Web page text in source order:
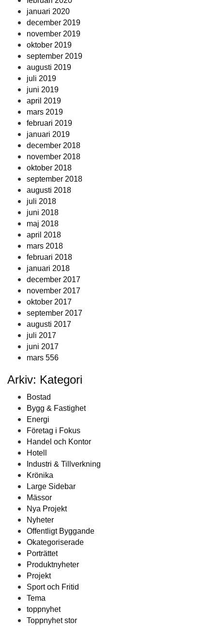
januari 2020
december 2019
november 2019
oktober 2019
september 2019
augusti 2019
juli 2019
juni 2019
april 2019
mars 2019
februari 2019
januari 2019
december 2018
november 2018
oktober 2018
september 2018
augusti 2018
juli 2018
juni 2018
maj 2018
april 2018
mars 2018
februari 2018
januari 2018
december 2017
november 2017
oktober 2017
september 2017
augusti 2017
juli 2017
juni 2017
mars 556
Arkiv: Kategori
Bostad
Bygg & Fastighet
Energi
Företag i Fokus
Handel och Kontor
Hotell
Industri & Tillverkning
Krönika
Large Sidebar
Mässor
Nya Projekt
Nyheter
Offentligt Byggande
Okategoriserade
Porträttet
Produktnyheter
Projekt
Sport och Fritid
Tema
toppnyhet
Toppnyhet stor